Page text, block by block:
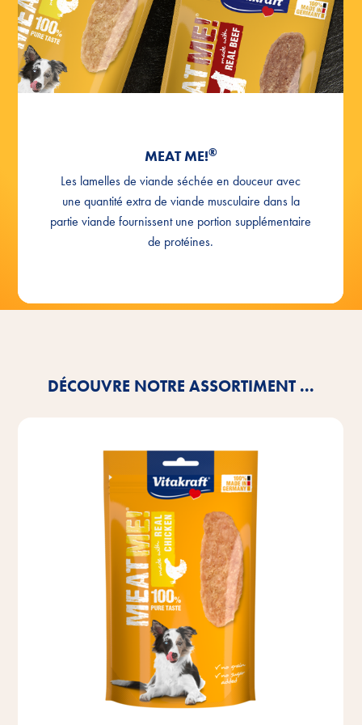
MEAT ME!®
Les lamelles de viande séchée en douceur avec
une quantité extra de viande musculaire dans la
partie viande fournissent une portion supplémentaire
de protéines.
DÉCOUVRE NOTRE ASSORTIMENT ...